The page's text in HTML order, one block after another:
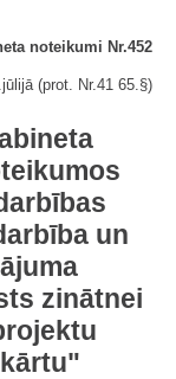
noteikumi Nr.452
(prot. Nr.41 65.§)
un
zinātnei